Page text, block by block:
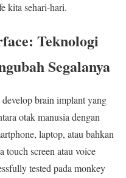
kita sehari-hari.
Teknologi
Segalanya
brain implant yang
otak manusia dengan
laptop, atau bahkan
touch screen atau voice
tested pada monkey